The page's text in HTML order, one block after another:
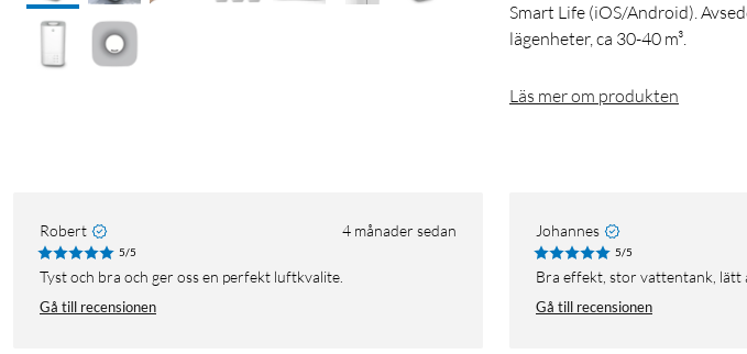
Smart Life (iOS/Android).
lägenheter, ca 30-40 m³.
Läs mer om produkten
Robert 4 månader sedan
5/5
Tyst och bra och ger oss en perfekt luftkvalite.
Gå till recensionen
Johannes
5/5
Bra effekt, stor vattentank,
Gå till recensionen